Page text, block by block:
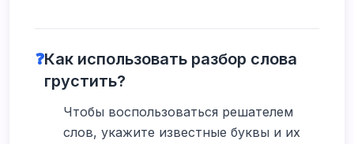
❓Как использовать разбор слова
грустить?
Чтобы воспользоваться решателем
слов, укажите известные буквы и их